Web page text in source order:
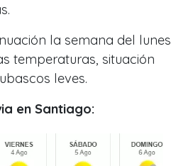
la semana del lunes
temperaturas, situación
leves.
en Santiago: